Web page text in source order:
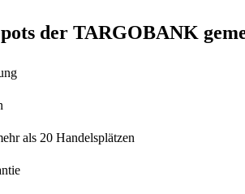
der TARGOBANK
als 20 Handelsplätzen